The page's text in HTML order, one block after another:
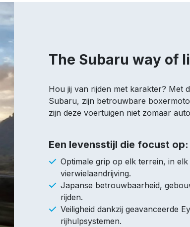
The Subaru way of
Hou jij van rijden met karakter? Met
Subaru, zijn betrouwbare
zijn deze voertuigen niet zomaar
Een levensstijl die focust op:
Optimale grip op elk terrein, in
vierwielaandrijving.
Japanse betrouwbaarheid,
rijden.
Veiligheid dankzij geavanceerde
rijhulpsystemen.